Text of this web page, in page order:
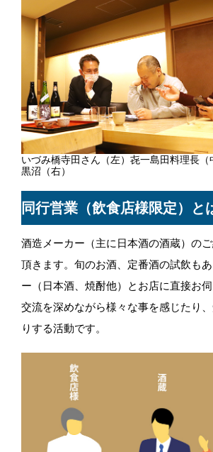
いづみ橋寺田さん（左）㐂一島田料理長
黒沼（右）
同行営業（飲食店様限定）と
酒造メーカー（主に日本酒の酒蔵）の
頂きます。旬のお酒、定番酒の試飲も
ー（日本酒、焼酎他）とお店に直接お伺
交流を深めながら様々な事を感じたり
りする活動です。